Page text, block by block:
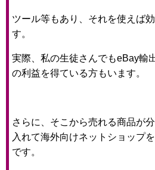
ツール等もあり、それを使えば
す。
実際、私の生徒さんでもeBay輸
の利益を得ている方もいます。
さらに、そこから売れる商品が
入れて海外向けネットショップ
です。